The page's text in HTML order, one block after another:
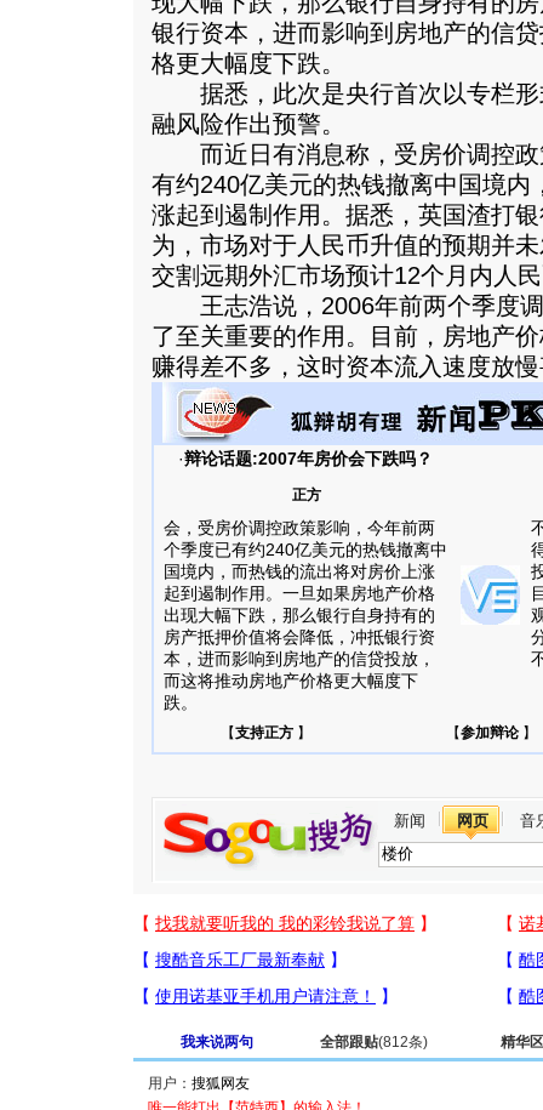
银行资本，进而影响到房地产的信
格更大幅度下跌。
据悉，此次是央行首次以专栏形
融风险作出预警。
而近日有消息称，受房价调控政
有约240亿美元的热钱撤离中国境内
涨起到遏制作用。据悉，英国渣打
为，市场对于人民币升值的预期并
交割远期外汇市场预计12个月内人
王志浩说，2006年前两个季度调
了至关重要的作用。目前，房地产
赚得差不多，这时资本流入速度放
·辩论话题:2007年房价会下跌吗？
正方
会，受房价调控政策影响，今年前两
个季度已有约240亿美元的热钱撤离中
国境内，而热钱的流出将对房价上涨
起到遏制作用。一旦如果房地产价格
出现大幅下跌，那么银行自身持有的
房产抵押价值将会降低，冲抵银行资
本，进而影响到房地产的信贷投放，
而这将推动房地产价格更大幅度下
跌。
【支持正方】 【参加辩论】
新闻 网页 音
我来说两句 全部跟贴(812条) 精华区
用户：